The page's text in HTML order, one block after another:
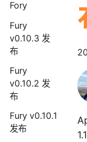
Fory
Fury
v0.10.3 发
布
Fury
v0.10.2 发
布
Fury v0.10.1
发布